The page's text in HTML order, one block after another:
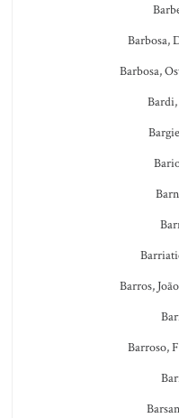
Barbosa,
Barbosa,
Barros,
Barroso,